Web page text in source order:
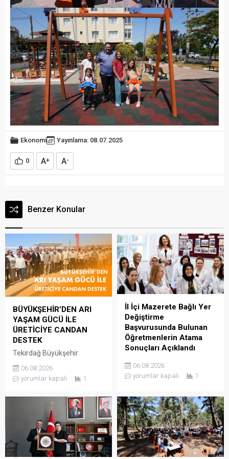
Ekonomi Yayınlama: 08.07.2025
0 A+ A-
Benzer Konular
BÜYÜKŞEHİR’DEN ARI
YAŞAM GÜCÜ İLE
ÜRETİCİYE CANDAN
DESTEK
Tekirdağ Büyükşehir
desteklemek ve arıcılık
faaliyetlerinin
sağlamak amacıyla
yürüttüğü Arı Yaşam Gücü
Projesi kapsamında, il
genelindeki 780 arı
yetiştiricisine toplam 186 bin
480 kilogram arı keki ve
06.08.2026
yorumlar kapalı
1
İl İçi Mazerete Bağlı Yer
Değiştirme
Başvurusunda Bulunan
Öğretmenlerin Atama
Sonuçları Açıklandı
10:21Yayın : 06.08.2026
10:19 Millî Eğitim Bakanlığı
öğretmenlerin aile birliği,
sağlık, can güvenliği,
engellilik durumu ve diğer
nedenlere bağlı mazereti
bulunanların il içi yer
değiştirme başvuruları, 13-
06.08.2026
yorumlar kapalı
1